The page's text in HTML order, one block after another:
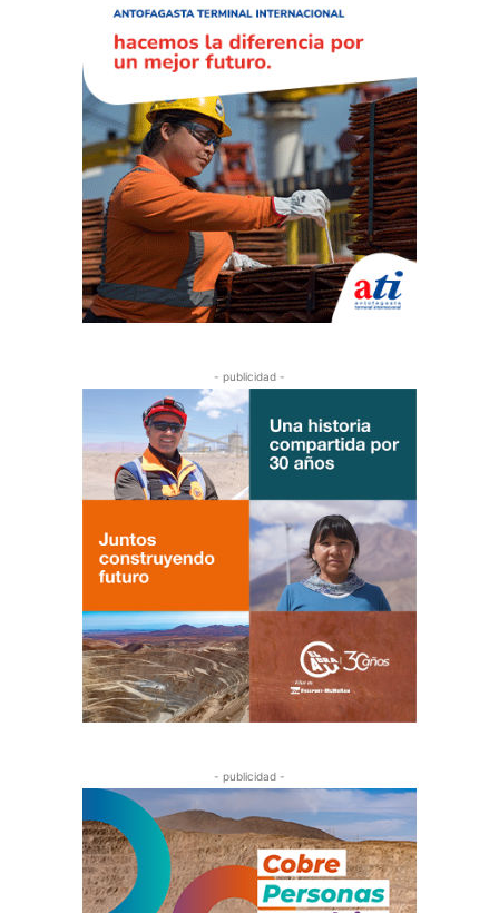
- publicidad -
- publicidad -